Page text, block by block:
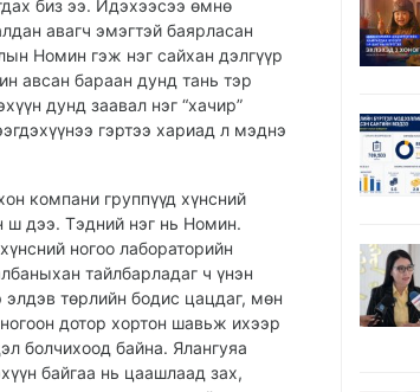
биз ээ. Идэхээсээ өмнө
авагч эмэгтэй баярласан
Номин гэж нэг сайхан дэлгүүр
авсан бараан дунд тань тэр
дунд заавал нэг “хачир”
гэртээ хариад л мэднэ
компани группүүд хүнсний
ш дээ. Тэдний нэг нь Номин.
ногоо лабораторийн
тайлбарладаг ч үнэн
төрлийн бодис цацдаг, мөн
дотор хортон шавьж ихээр
болчихоод байна. Ялангуяа
байгаа нь цаашлаад зах,